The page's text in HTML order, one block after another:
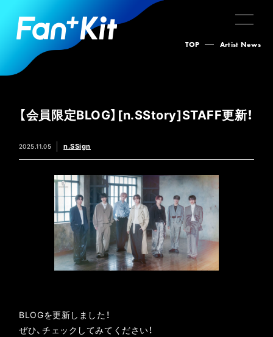
TOP Artist News
【会員限定BLOG】[n.SStory]STAFF更新！
2025.11.05 n.SSign
BLOGを更新しました！
ぜひ、チェックしてみてください！